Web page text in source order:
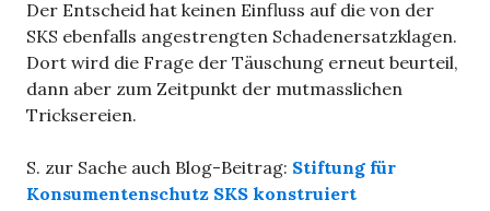
Der Entscheid hat keinen Einfluss auf die von der
SKS ebenfalls angestrengten Schadenersatzklagen.
Dort wird die Frage der Täuschung erneut beurteil,
dann aber zum Zeitpunkt der mutmasslichen
Tricksereien.
S. zur Sache auch Blog-Beitrag: Stiftung für
Konsumentenschutz SKS konstruiert